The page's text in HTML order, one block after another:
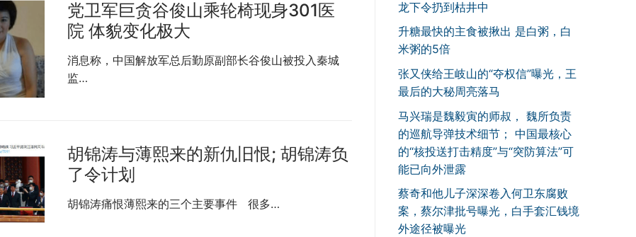
党卫军巨贪谷俊山乘轮椅现身301医
院 体貌变化极大
消息称，中国解放军总后勤原副部长谷俊山被投入秦城
监…
胡锦涛与薄熙来的新仇旧恨; 胡锦涛负
了令计划
胡锦涛痛恨薄熙来的三个主要事件 很多…
龙下令扔到枯井中
升糖最快的主食被揪出 是白粥，白
米粥的5倍
张又侠给王岐山的“夺权信”曝光，王
最后的大秘周亮落马
马兴瑞是魏毅寅的师叔， 魏所负责
的巡航导弹技术细节； 中国最核心
的“核投送打击精度”与“突防算法”可
能已向外泄露
蔡奇和他儿子深深卷入何卫东腐败
案，蔡尔津批号曝光，白手套汇钱境
外途径被曝光